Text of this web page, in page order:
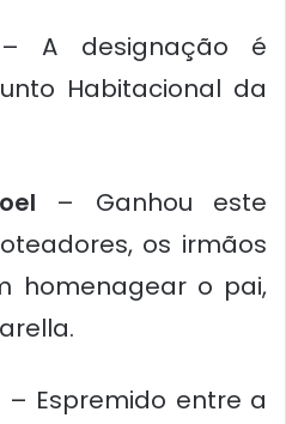
– A designação é
Habitacional da
– Ganhou este
os irmãos
homenagear o pai,
– Espremido entre a